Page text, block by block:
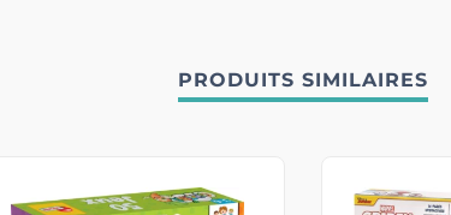
PRODUITS SIMILAIRES